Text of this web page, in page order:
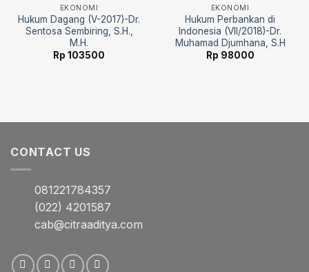
EKONOMI
Hukum Dagang (V-2017)-Dr.
Sentosa Sembiring, S.H.,
M.H.
Rp 103500
EKONOMI
Hukum Perbankan di
Indonesia (VII/2018)-Dr.
Muhamad Djumhana, S.H
Rp 98000
CONTACT US
081221784357
(022) 4201587
cab@citraaditya.com